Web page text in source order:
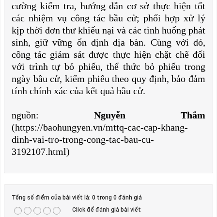
cường kiểm tra, hướng dẫn cơ sở thực hiện tốt
các nhiệm vụ công tác bầu cử; phối hợp xử lý
kịp thời đơn thư khiếu nại và các tình huống phát
sinh, giữ vững ổn định địa bàn. Cùng với đó,
công tác giám sát được thực hiện chặt chẽ đối
với trình tự bỏ phiếu, thể thức bỏ phiếu trong
ngày bầu cử, kiểm phiếu theo quy định, bảo đảm
tính chính xác của kết quả bầu cử.
nguồn: Nguyễn Thắm
(https://baohungyen.vn/mttq-cac-cap-khang-
dinh-vai-tro-trong-cong-tac-bau-cu-
3192107.html)
Tổng số điểm của bài viết là: 0 trong 0 đánh giá
Click để đánh giá bài viết